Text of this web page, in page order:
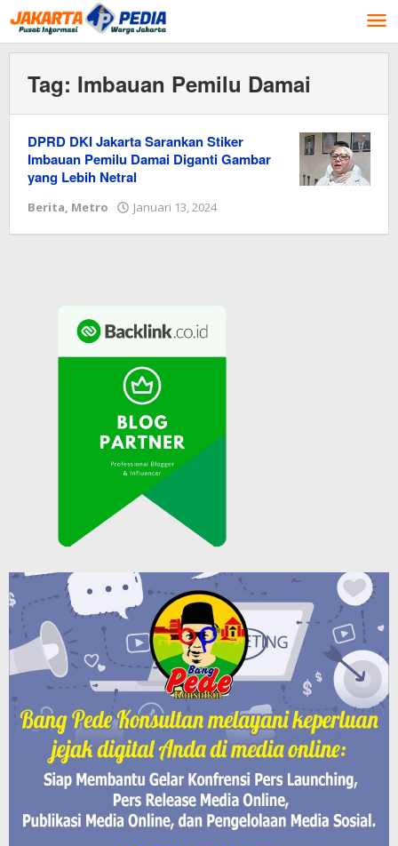
Lewati
ke
konten
Tag: Imbauan Pemilu Damai
DPRD DKI Jakarta Sarankan Stiker
Imbauan Pemilu Damai Diganti Gambar
yang Lebih Netral
Berita, Metro Januari 13, 2024